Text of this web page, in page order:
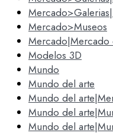
Mercado>Museos
Mercado|Mercado
Modelos 3D
Mundo
Mundo del arte
Mundo del
Mundo del
Mundo del